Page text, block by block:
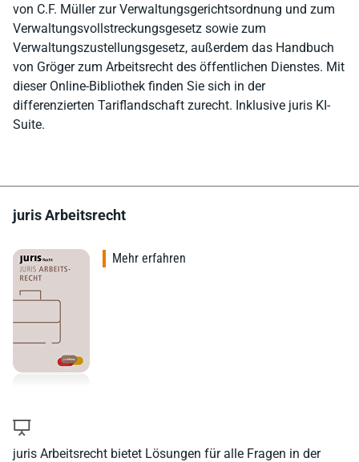
von C.F. Müller zur Verwaltungsgerichtsordnung und zum
Verwaltungsvollstreckungsgesetz sowie zum
Verwaltungszustellungsgesetz, außerdem das Handbuch
von Gröger zum Arbeitsrecht des öffentlichen Dienstes. Mit
dieser Online-Bibliothek finden Sie sich in der
differenzierten Tariflandschaft zurecht. Inklusive juris KI-
Suite.
juris Arbeitsrecht
juris Arbeitsrecht bietet Lösungen für alle Fragen in der
Mehr erfahren